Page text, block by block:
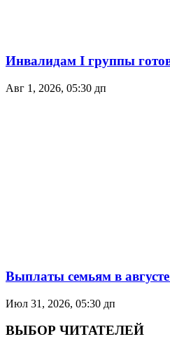
Инвалидам I группы
Авг 1, 2026, 05:30 дп
Выплаты семьям в
Июл 31, 2026, 05:30 дп
ВЫБОР ЧИТАТЕЛЕЙ